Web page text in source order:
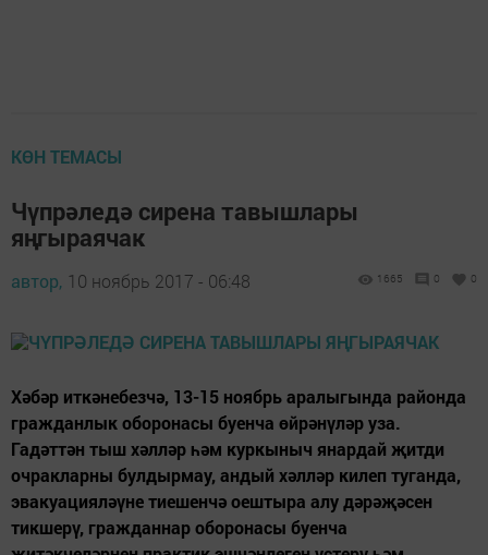
КӨН ТЕМАСЫ
Чүпрәледә cирена тавышлары
яңгыраячак
автор, 10 ноябрь 2017 - 06:48 1665 0 0
Хәбәр иткәнебезчә, 13-15 ноябрь аралыгында районда
гражданлык оборонасы буенча өйрәнүләр уза.
Гадәттән тыш хәлләр һәм куркыныч янардай җитди
очракларны булдырмау, андый хәлләр килеп туганда,
эвакуацияләүне тиешенчә оештыра алу дәрәҗәсен
тикшерү, гражданнар оборонасы буенча